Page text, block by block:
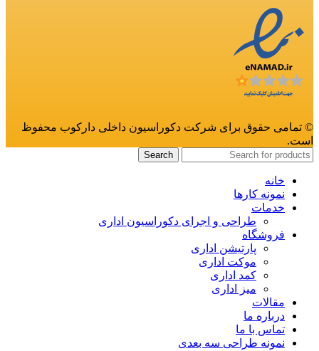
© تمامی حقوق برای شرکت دکوراسیون داخلی دارکوب محفوظ
است.
Search
خانه
نمونه کارها
خدمات
طراحی و اجرای دکوراسیون اداری
فروشگاه
پارتیشن اداری
موکت اداری
کمد اداری
میز اداری
مقالات
درباره ما
تماس با ما
نمونه طراحی سه بعدی